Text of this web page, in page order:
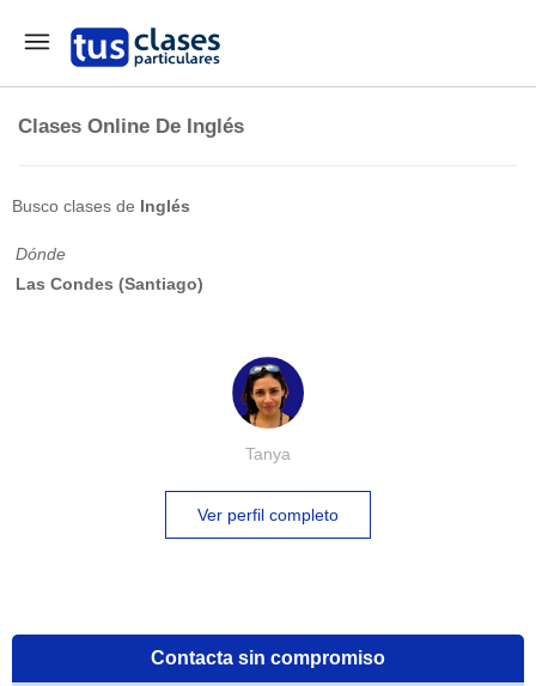
Clases Online De Inglés
Busco clases de Inglés
Dónde
Las Condes (Santiago)
Tanya
Ver perfil completo
Contacta sin compromiso